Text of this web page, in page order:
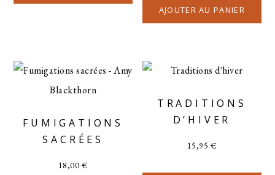
AJOUTER AU PANIER
FUMIGATIONS
SACRÉES
18,00€
TRADITIONS
D’HIVER
15,95€